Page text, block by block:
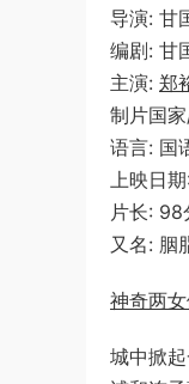
导演: 甘
编剧: 甘
主演: 郑
制片国
语言: 国
上映日
片长: 98
又名: 胭
神奇两
城中掀